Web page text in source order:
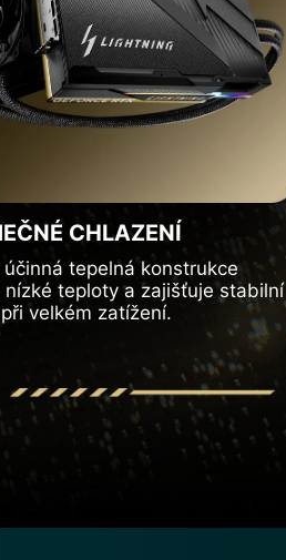
CHLAZENÍ
účinná tepelná konstrukce
nízké teploty a zajišťuje stabilní
velkém zatížení.